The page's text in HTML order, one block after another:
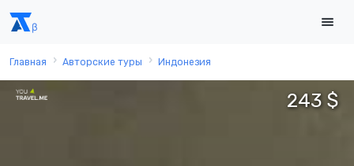
Главная Авторские туры Индонезия
243 $